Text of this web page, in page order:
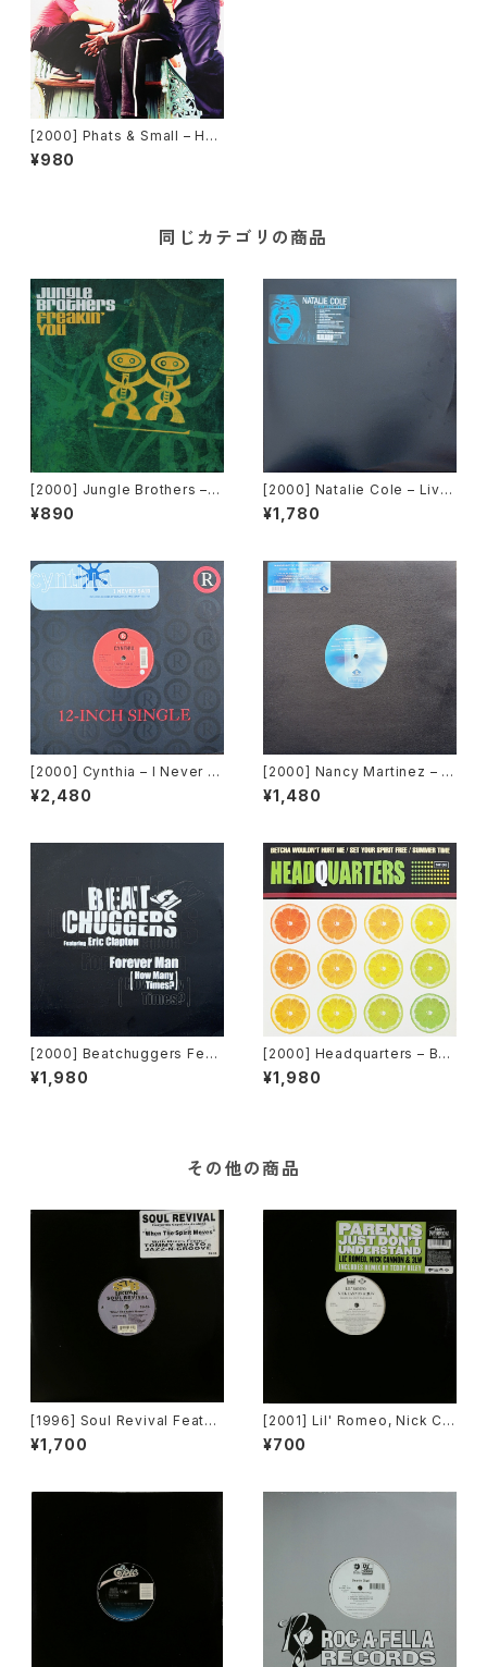
[2000] Phats & Small – Har
vest For The World / Bright
on Beach [Multiply Record
¥980
同じカテゴリの商品
[2000] Jungle Brothers – F
reakin' You [Gee Street]
¥890
[2000] Natalie Cole – Livi
n' For Love [Elektra]
¥1,780
[2000] Cynthia – I Never S
aid [Robbins]
¥2,480
[2000] Nancy Martinez – F
or The First Time [Dream
Beat][2枚組]
¥1,480
[2000] Beatchuggers Feat
uring Eric Clapton – Foreve
r Man (How Many Times?)
¥1,980
[2000] Headquarters – Bet
cha Wouldn't Hurt Me [Unit
y Records Inc.]
¥1,980
その他の商品
[1996] Soul Revival Featuri
ng Capathia Jenkins – Whe
n The Spirit Moves [Sub-U
¥1,700
[2001] Lil' Romeo, Nick Ca
nnon & 3LW – Parents Just
Don't Understand [Jive, Ni
¥700